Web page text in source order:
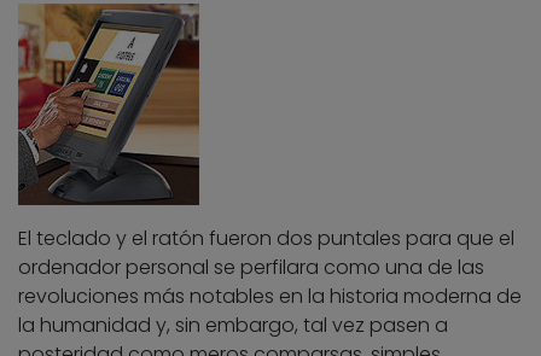
El teclado y el ratón fueron dos puntales para que el
ordenador personal se perfilara como una de las
revoluciones más notables en la historia moderna de
la humanidad y, sin embargo, tal vez pasen a